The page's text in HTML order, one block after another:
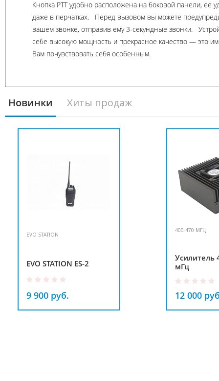
Кнопка РТТ удобно расположена на боковой панели, ее
даже в перчатках. Перед вызовом вы можете
вашем звонке, отправив ему 3-секундные звонки.
себе высокую мощность и прекрасное качество — это
Вам почувствовать себя особенным.
Новинки Хиты продаж
EVO STATION
EVO STATION ES-2
9 900 руб.
400-470 МГЦ
Усилитель
мГц
12 000